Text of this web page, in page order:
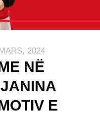
2024
NË
E